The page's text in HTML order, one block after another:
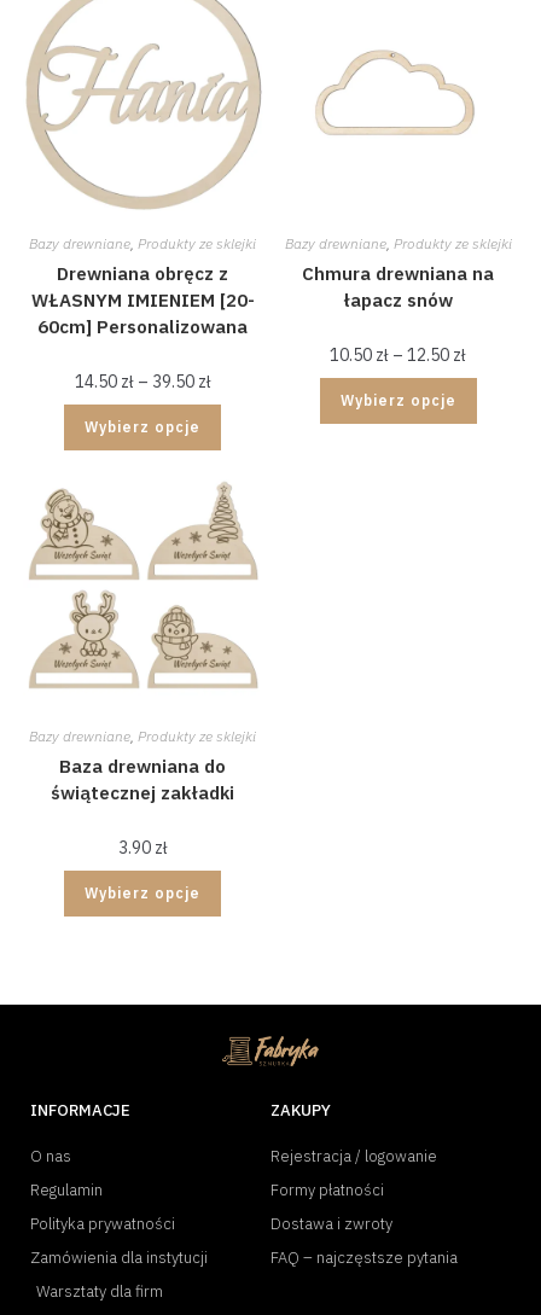
Bazy drewniane Produkty ze sklejki
Drewniana obręcz z
WŁASNYM IMIENIEM [20-
60cm] Personalizowana
14.50 zł – 39.50 zł
Wybierz opcje
Bazy drewniane, Produkty ze sklejki
Chmura drewniana na
łapacz snów
10.50 zł – 12.50 zł
Wybierz opcje
Bazy drewniane,Produkty ze sklejki
Baza drewniana do
świątecznej zakładki
3.90 zł
Wybierz opcje
INFORMACJE
O nas
Regulamin
Polityka prywatności
Zamówienia dla instytucji
Warsztaty dla firm
ZAKUPY
Rejestracja / logowanie
Formy płatności
Dostawa i zwroty
FAQ – najczęstsze pytania